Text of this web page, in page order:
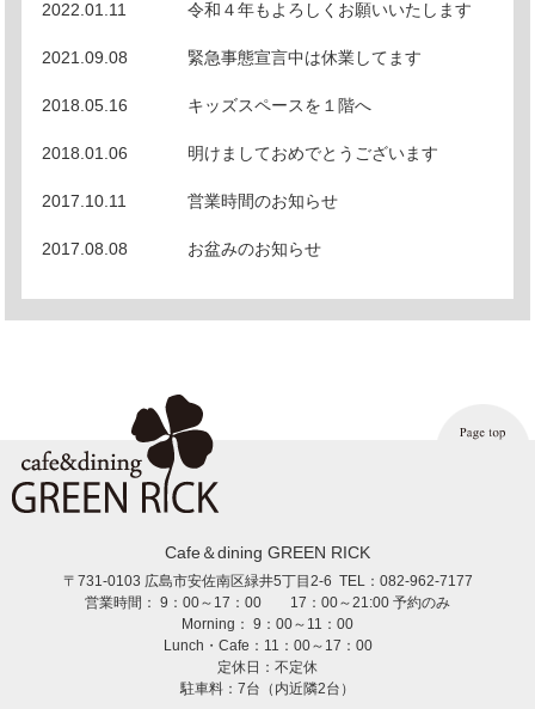
2022.01.11 令和４年もよろしくお願いいたします
2021.09.08 緊急事態宣言中は休業してます
2018.05.16 キッズスペースを１階へ
2018.01.06 明けましておめでとうございます
2017.10.11 営業時間のお知らせ
2017.08.08 お盆みのお知らせ
Cafe＆dining GREEN RICK
〒731-0103 広島市安佐南区緑井5丁目2-6 TEL： 082-962-7177
営業時間： 9：00～17：00 17：00～21:00 予約のみ
Morning： 9：00～11：00
Lunch・Cafe： 11：00～17：00
定休日：不定休
駐車料：7台（内近隣2台）